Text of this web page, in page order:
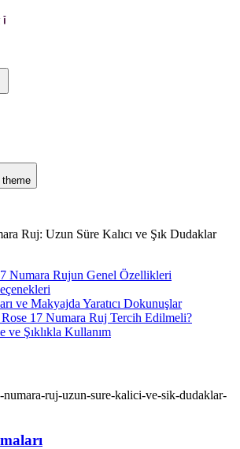
theme
Ruj: Uzun Süre Kalıcı ve Şık Dudaklar
Numara Rujun Genel Özellikleri
ve Makyajda Yaratıcı Dokunuşlar
17 Numara Ruj Tercih Edilmeli?
ve Şıklıkla Kullanım
numara-ruj-uzun-sure-kalici-ve-sik-dudaklar-